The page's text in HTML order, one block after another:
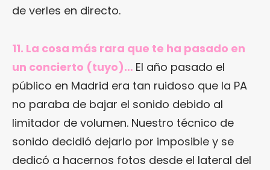
de verles en directo.
11. La cosa más rara que te ha pasado en
un concierto (tuyo)… El año pasado el
público en Madrid era tan ruidoso que la PA
no paraba de bajar el sonido debido al
limitador de volumen. Nuestro técnico de
sonido decidió dejarlo por imposible y se
dedicó a hacernos fotos desde el lateral del